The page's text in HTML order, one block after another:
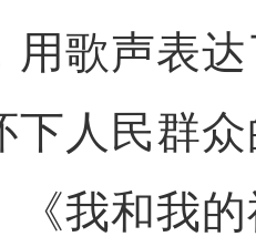
用歌声表
下人民群
《我和我